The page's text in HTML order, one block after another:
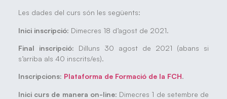
Les dades del curs són les següents:
Inici inscripció: Dimecres 18 d’agost de 2021.
Final inscripció: Dilluns 30 agost de 2021 (abans si
s’arriba als 40 inscrits/es).
Inscripcions: Plataforma de Formació de la FCH.
Inici curs de manera on-line: Dimecres 1 de setembre de